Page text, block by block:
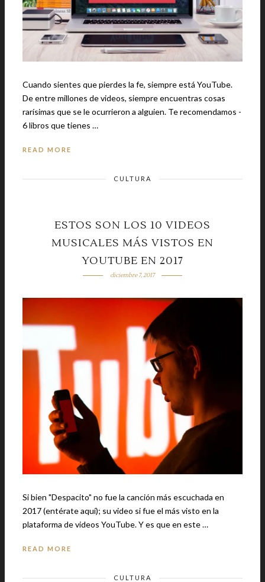
Cuando sientes que pierdes la fe, siempre está YouTube.
De entre millones de videos, siempre encuentras cosas
rarísimas que se le ocurrieron a alguien. Te recomendamos -
6 libros que tienes …
READ MORE
CULTURA
ESTOS SON LOS 10 VIDEOS
MUSICALES MÁS VISTOS EN
YOUTUBE EN 2017
diciembre 7, 2017
Si bien "Despacito" no fue la canción más escuchada en
2017 (entérate aquí); su video si fue el más visto en la
plataforma de videos YouTube. Y es que en este …
READ MORE
CULTURA